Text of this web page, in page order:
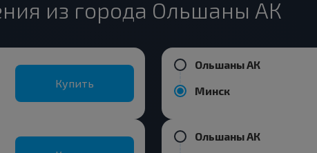
из города Ольшаны АК
Купить
Ольшаны АК
Минск
Ольшаны АК